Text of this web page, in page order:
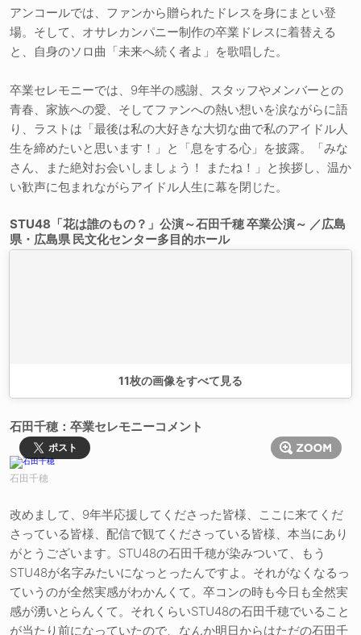
アンコールでは、ファンから贈られたドレスを身にまとい登
場。そして、オサレカンパニー制作の卒業ドレスに着替える
と、自身のソロ曲「未来へ続く者よ」を歌唱した。
卒業セレモニーでは、9年半の感謝、スタッフやメンバーとの
青春、家族への愛、そしてファンへの熱い想いを涙ながらに語
り、ラストは「最後は私の大好きな大切な曲で私のアイドル人
生を締めたいと思います！」と「息をする心」を披露。「みな
さん、また絶対お会いしましょう！ またね！」と挨拶し、温か
い歓声に包まれながらアイドル人生に幕を閉じた。
STU48「花は誰のもの？」公演～石田千穂 卒業公演～ ／広島
県・広島県 民文化センター多目的ホール
11枚の画像をすべて見る
石田千穂：卒業セレモニーコメント
ポスト
石田千穂
改めまして、9年半応援してくださった皆様、ここに来てくだ
さっている皆様、配信で観てくださっている皆様、本当にあり
がとうございます。STU48の石田千穂が染みついて、もう
STU48が名字みたいになっとったんですよ。それがなくなるっ
ていうのが全然実感がわかんくて。卒コンの時も今日も全然実
感が湧いとらんくて。それくらいSTU48の石田千穂でいること
が当たり前になっていたので、なんか明日からはただの石田千